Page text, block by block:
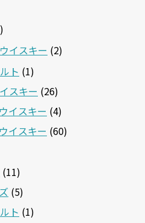
イスキー (2)
ト (1)
スキー (26)
イスキー (4)
イスキー (60)
(11)
(5)
ト (1)